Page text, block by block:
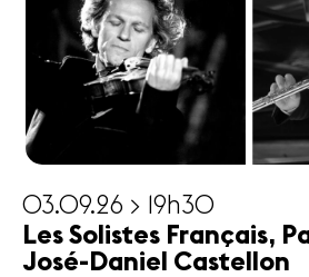
03.09.26 > 19h30
Les Solistes Français,
José-Daniel Castellon